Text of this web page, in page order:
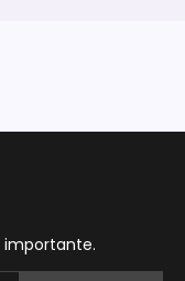
importante.